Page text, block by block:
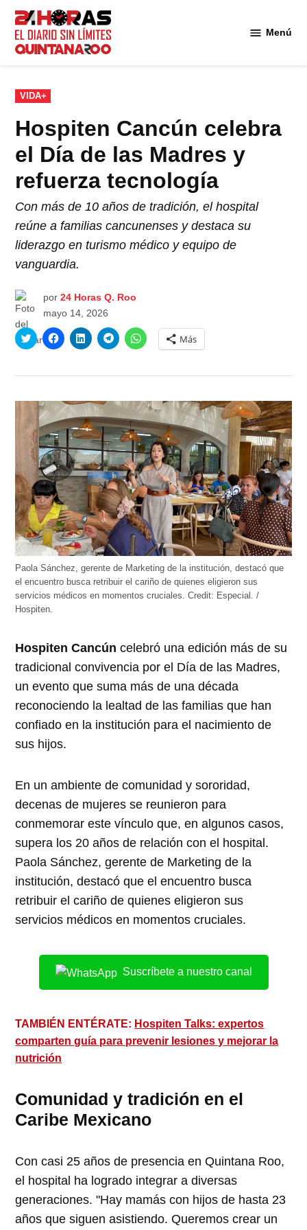
Saltar
contenido
Menú
PUBLICADO
EN
VIDA+
Hospiten Cancún celebra
el Día de las Madres y
refuerza tecnología
Con más de 10 años de tradición, el hospital
reúne a familias cancunenses y destaca su
liderazgo en turismo médico y equipo de
vanguardia.
por 24 Horas Q. Roo
mayo 14, 2026
Haz
clic
abre
en
una
ventana
nueva)
Haz
clic
abre
en
una
ventana
nueva)
Haz
clic
abre
en
una
ventana
nueva)
Haz
clic
abre
en
una
ventana
nueva)
Haz
clic
abre
en
una
ventana
nueva)
Más
Paola Sánchez, gerente de Marketing de la institución, destacó que
el encuentro busca retribuir el cariño de quienes eligieron sus
servicios médicos en momentos cruciales.Credit: Especial. /
Hospiten.
Hospiten Cancún celebró una edición más de su
tradicional convivencia por el Día de las Madres,
un evento que suma más de una década
reconociendo la lealtad de las familias que han
confiado en la institución para el nacimiento de
sus hijos.
En un ambiente de comunidad y sororidad,
decenas de mujeres se reunieron para
conmemorar este vínculo que, en algunos casos,
supera los 20 años de relación con el hospital.
Paola Sánchez, gerente de Marketing de la
institución, destacó que el encuentro busca
retribuir el cariño de quienes eligieron sus
servicios médicos en momentos cruciales.
Suscríbete a nuestro canal
TAMBIÉN ENTÉRATE: Hospiten Talks: expertos
comparten guía para prevenir lesiones y mejorar la
nutrición
Comunidad y tradición en el
Caribe Mexicano
Con casi 25 años de presencia en Quintana Roo,
el hospital ha logrado integrar a diversas
generaciones. "Hay mamás con hijos de hasta 23
años que siguen asistiendo. Queremos crear un